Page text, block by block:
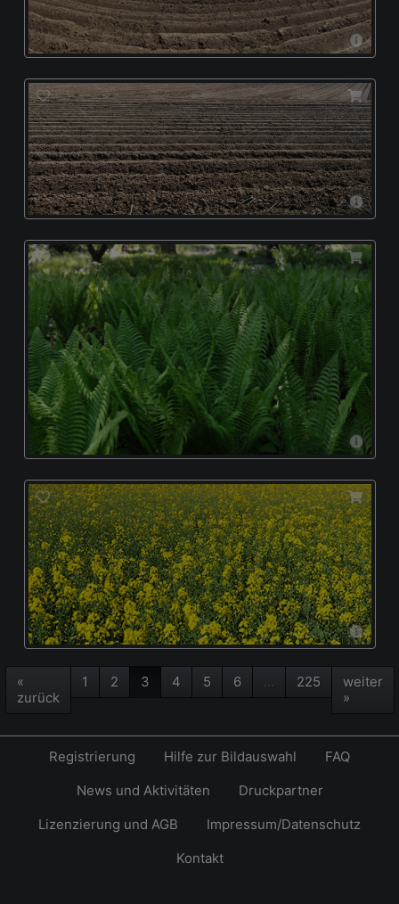
«
zurück
1 2 3 4 5 6 … 225
weiter
»
Registrierung Hilfe zur Bildauswahl
FAQ
News und Aktivitäten
Druckpartner
Lizenzierung und AGB
Impressum/Datenschutz
Kontakt